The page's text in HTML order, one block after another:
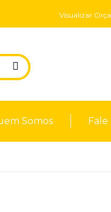
Visualizar
Somos Fale